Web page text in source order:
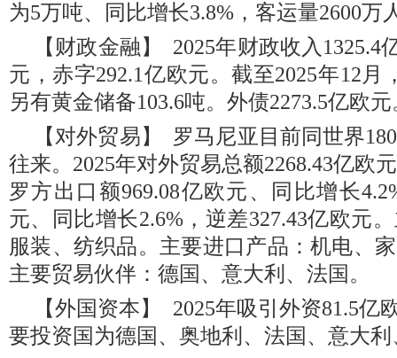
为5万吨、同比增长3.8%，客运量2600万
【财政金融】 2025年财政收入1325.4
元，赤字292.1亿欧元。截至2025年12月
另有黄金储备103.6吨。外债2273.5亿欧元
【对外贸易】 罗马尼亚目前同世界
往来。2025年对外贸易总额2268.43亿欧
罗方出口额969.08亿欧元、同比增长
元、同比增长2.6%，逆差327.43亿欧元
服装、纺织品。主要进口产品：机电、
主要贸易伙伴：德国、意大利、法国。
【外国资本】 2025年吸引外资81.5亿
要投资国为德国、奥地利、法国、意大